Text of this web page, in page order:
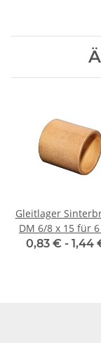
Gleitlager
DM 6/8 x 15 für 6 mm
Welle
0,83 € - 1,44